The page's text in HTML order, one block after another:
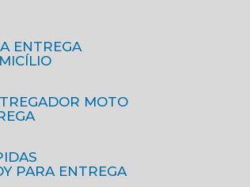
ENTREGA
MOTO
PARA ENTREGA